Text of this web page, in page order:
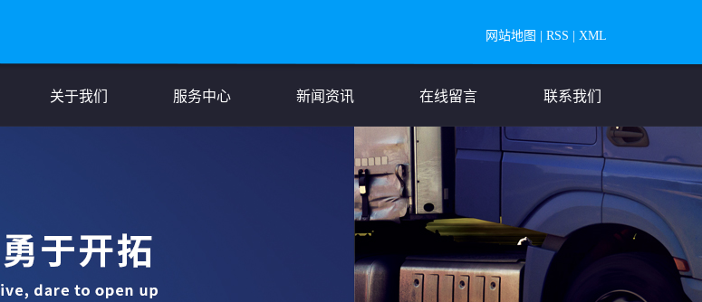
网站地图 |RSS |XML
关于我们 服务中心 新闻资讯 在线留言 联系我们